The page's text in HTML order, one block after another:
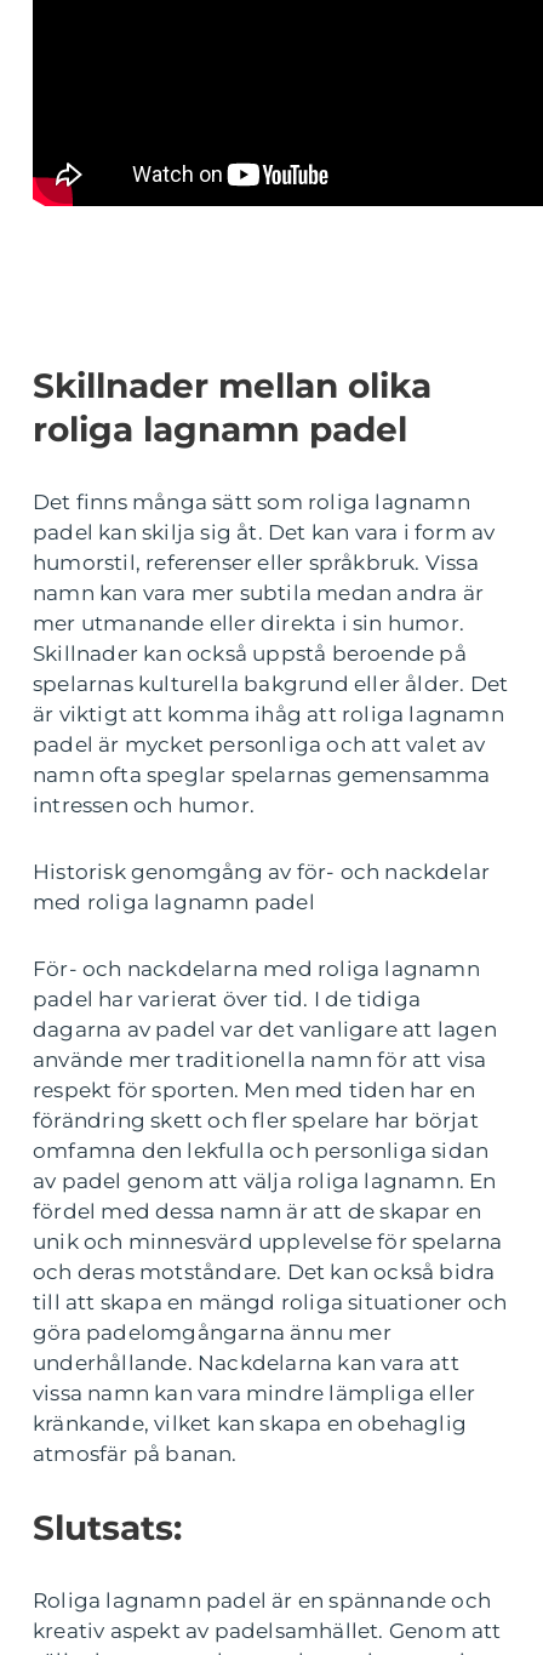
Skillnader mellan olika
roliga lagnamn padel
Det finns många sätt som roliga lagnamn
padel kan skilja sig åt. Det kan vara i form av
humorstil, referenser eller språkbruk. Vissa
namn kan vara mer subtila medan andra är
mer utmanande eller direkta i sin humor.
Skillnader kan också uppstå beroende på
spelarnas kulturella bakgrund eller ålder. Det
är viktigt att komma ihåg att roliga lagnamn
padel är mycket personliga och att valet av
namn ofta speglar spelarnas gemensamma
intressen och humor.
Historisk genomgång av för- och nackdelar
med roliga lagnamn padel
För- och nackdelarna med roliga lagnamn
padel har varierat över tid. I de tidiga
dagarna av padel var det vanligare att lagen
använde mer traditionella namn för att visa
respekt för sporten. Men med tiden har en
förändring skett och fler spelare har börjat
omfamna den lekfulla och personliga sidan
av padel genom att välja roliga lagnamn. En
fördel med dessa namn är att de skapar en
unik och minnesvärd upplevelse för spelarna
och deras motståndare. Det kan också bidra
till att skapa en mängd roliga situationer och
göra padelomgångarna ännu mer
underhållande. Nackdelarna kan vara att
vissa namn kan vara mindre lämpliga eller
kränkande, vilket kan skapa en obehaglig
atmosfär på banan.
Slutsats:
Roliga lagnamn padel är en spännande och
kreativ aspekt av padelsamhället. Genom att